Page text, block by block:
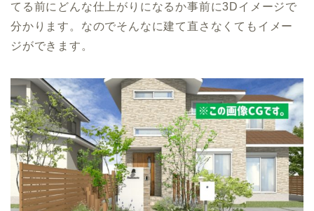
てる前にどんな仕上がりになるか事前に3Dイメージで
分かります。なのでそんなに建て直さなくてもイメー
ジができます。